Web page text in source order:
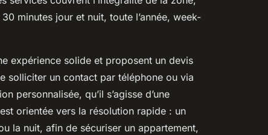
minutes jour et nuit, toute l’année, week-
expérience solide et proposent un devis
solliciter un contact par téléphone ou via
personnalisée, qu’il s’agisse d’une
orientée vers la résolution rapide : un
la nuit, afin de sécuriser un appartement,